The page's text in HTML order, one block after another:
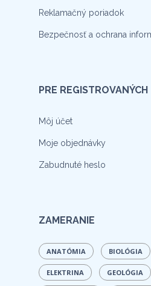
Reklamačný poriadok
Bezpečnosť a ochrana
PRE REGISTROVANÝCH
Môj účet
Moje objednávky
Zabudnuté heslo
ZAMERANIE
ANATÓMIA BIOLÓGIA
ELEKTRINA GEOLÓGIA